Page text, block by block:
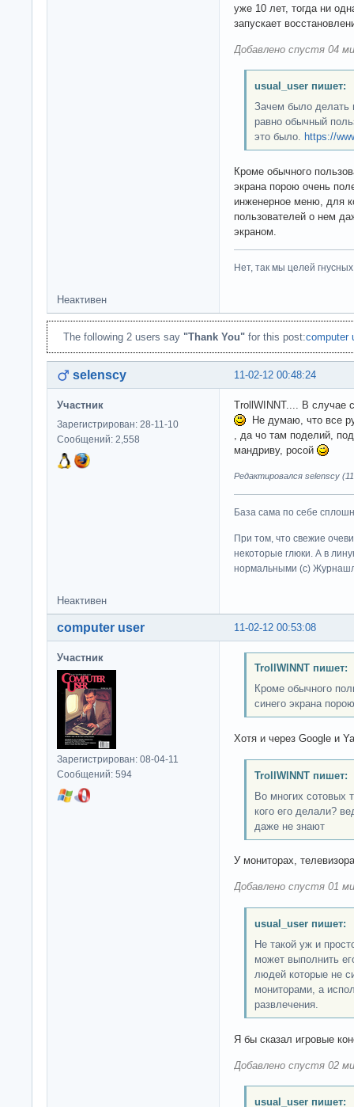
уже 10 лет, тогда ни
запускает
Добавлено спустя 04
usual_user пишет:
Зачем было делать
равно обычный
это было. https://
Кроме обычного
экрана порою очень
инженерное меню, для
пользователей о нем
экраном.
Нет, так мы целей
Неактивен
The following 2 users say "Thank You" for this post:computer
11-02-12 00:48:24
selenscy
Участник
Зарегистрирован: 28-11-10
Сообщений: 2,558
TrollWINNT.... В случае
Не думаю, что все
, да чо там поделий,
мандриву, росой
Редактировался selenscy
База сама по себе
При том, что свежие
некоторые глюки. А в
нормальными (c)
Неактивен
11-02-12 00:53:08
computer user
Участник
Зарегистрирован: 08-04-11
Сообщений: 594
TrollWINNT пишет:
Кроме обычного
синего экрана
Хотя и через Google и
TrollWINNT пишет:
Во многих сотовых
кого его делали?
даже не знают
У мониторах,
Добавлено спустя 01
usual_user пишет:
Не такой уж и
может выполнить
людей которые не
мониторами, а
развлечения.
Я бы сказал игровые
Добавлено спустя 02
usual_user пишет: